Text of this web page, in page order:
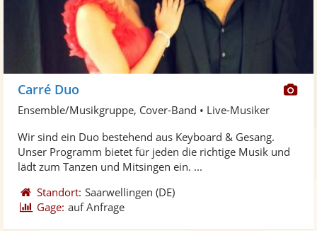
Carré Duo
Ensemble/Musikgruppe, Cover-Band • Live-Musiker
Wir sind ein Duo bestehend aus Keyboard & Gesang.
Unser Programm bietet für jeden die richtige Musik und
lädt zum Tanzen und Mitsingen ein. ...
Standort: Saarwellingen (DE)
Gage: auf Anfrage